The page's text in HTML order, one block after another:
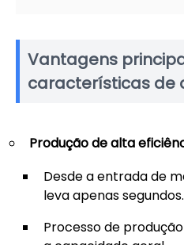
Vantagens
características de
Produção de alta
Desde a entrada de
leva apenas segundos.
Processo de